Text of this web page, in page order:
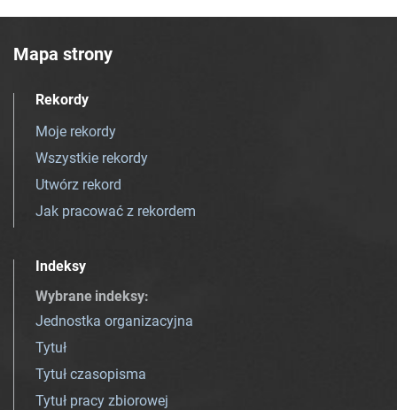
Mapa strony
Rekordy
Moje rekordy
Wszystkie rekordy
Utwórz rekord
Jak pracować z rekordem
Indeksy
Wybrane indeksy:
Jednostka organizacyjna
Tytuł
Tytuł czasopisma
Tytuł pracy zbiorowej